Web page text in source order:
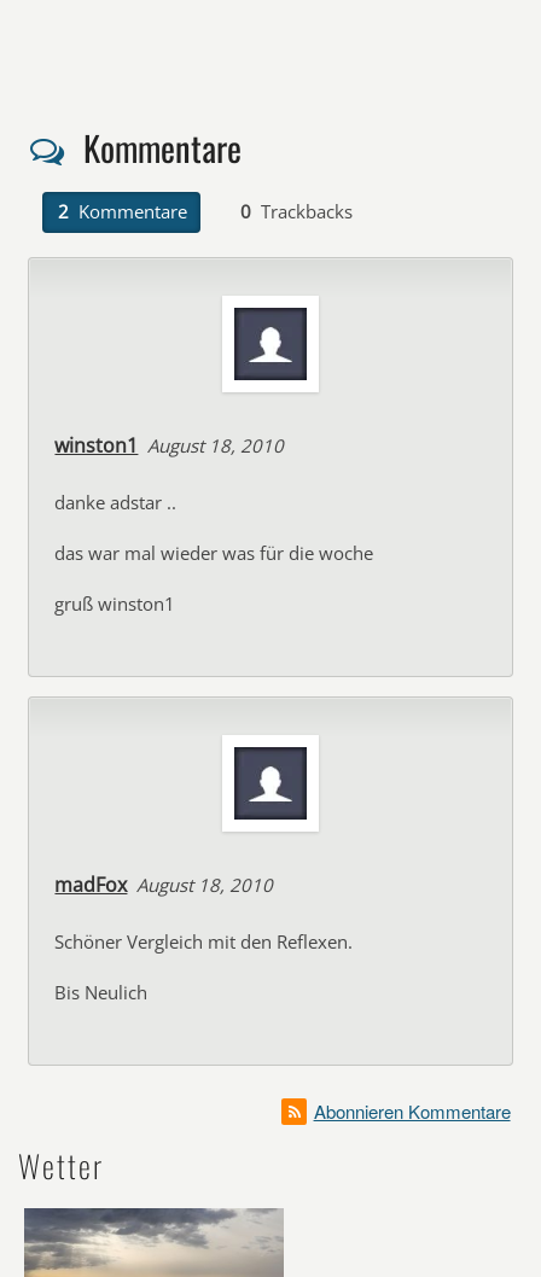
Kommentare
2 Kommentare 0 Trackbacks
winston1 August 18, 2010
danke adstar ..
das war mal wieder was für die woche
gruß winston1
madFox August 18, 2010
Schöner Vergleich mit den Reflexen.
Bis Neulich
Abonnieren Kommentare
Wetter